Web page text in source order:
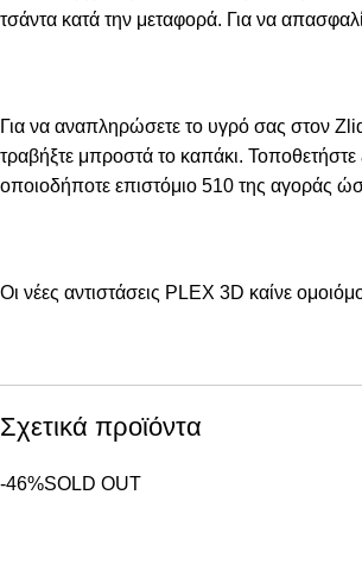
τσάντα κατά την μεταφορά. Για να
Για να αναπληρώσετε το υγρό σας στον
τραβήξτε μπροστά το καπάκι. Τοποθετήστε
οποιοδήποτε επιστόμιο 510 της αγοράς
Οι νέες αντιστάσεις PLEX 3D καίνε
Σχετικά προϊόντα
-46%SOLD OUT